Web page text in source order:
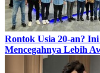
Rontok Usia 20-an?
Mencegahnya Lebih